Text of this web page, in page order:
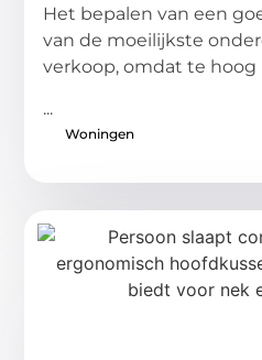
Het bepalen van een
van de moeilijkste
verkoop, omdat te
...
Woningen